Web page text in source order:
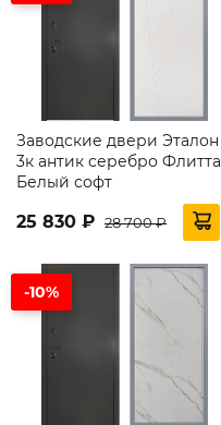
Заводские двери Эталон
3к антик серебро Флитта
Белый софт
25 830 ₽ 28 700 ₽
-10%